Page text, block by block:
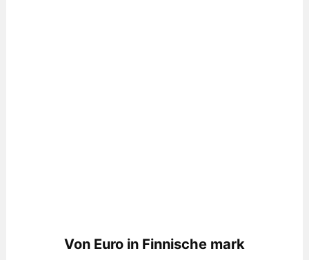
Von Euro in Finnische mark